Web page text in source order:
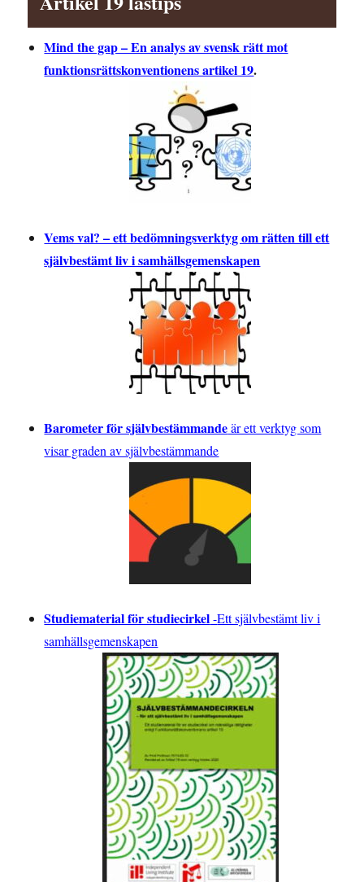
Mind the gap – En analys av svensk rätt mot
funktionsrättskonventionens artikel 19.
Vems val? – ett bedömningsverktyg om rätten till ett
självbestämt liv i samhällsgemenskapen
Barometer för självbestämmandeär ett verktyg som
visar graden av självbestämmande
Studiematerial för studiecirkel-Ett självbestämt liv i
samhällsgemenskapen